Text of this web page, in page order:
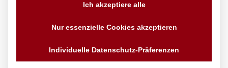
Ich akzeptiere alle
Nur essenzielle Cookies akzeptieren
Individuelle Datenschutz-Präferenzen